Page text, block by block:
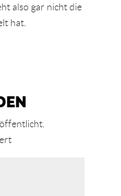
also gar nicht die
hat.